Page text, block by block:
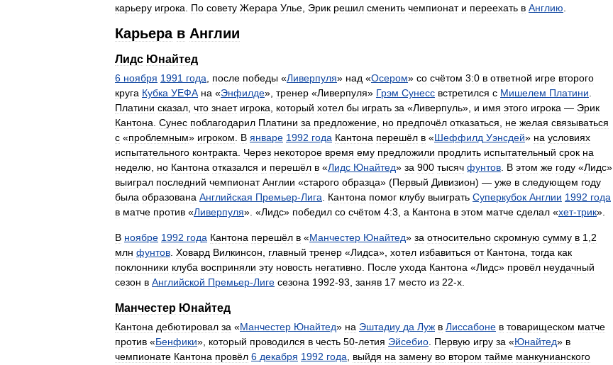
карьеру игрока. По совету Жерара Улье, Эрик решил сменить чемпионат и переехать в Англию.
Карьера в Англии
Лидс Юнайтед
6 ноября 1991 года, после победы «Ливерпуля» над «Осером» со счётом 3:0 в ответной игре второго
круга Кубка УЕФА на «Энфилде», тренер «Ливерпуля» Грэм Сунесс встретился с Мишелем Платини.
Платини сказал, что знает игрока, который хотел бы играть за «Ливерпуль», и имя этого игрока — Эрик
Кантона. Сунес поблагодарил Платини за предложение, но предпочёл отказаться, не желая связываться
с «проблемным» игроком. В январе 1992 года Кантона перешёл в «Шеффилд Уэнсдей» на условиях
испытательного контракта. Через некоторое время ему предложили продлить испытательный срок на
неделю, но Кантона отказался и перешёл в «Лидс Юнайтед» за 900 тысяч фунтов. В этом же году «Лидс»
выиграл последний чемпионат Англии «старого образца» (Первый Дивизион) — уже в следующем году
была образована Английская Премьер-Лига. Кантона помог клубу выиграть Суперкубок Англии 1992 года
в матче против «Ливерпуля». «Лидс» победил со счётом 4:3, а Кантона в этом матче сделал «хет-трик».
В ноябре 1992 года Кантона перешёл в «Манчестер Юнайтед» за относительно скромную сумму в 1,2
млн фунтов. Ховард Вилкинсон, главный тренер «Лидса», хотел избавиться от Кантона, тогда как
поклонники клуба восприняли эту новость негативно. После ухода Кантона «Лидс» провёл неудачный
сезон в Английской Премьер-Лиге сезона 1992-93, заняв 17 место из 22-х.
Манчестер Юнайтед
Кантона дебютировал за «Манчестер Юнайтед» на Эштадиу да Луж в Лиссабоне в товарищеском матче
против «Бенфики», который проводился в честь 50-летия Эйсебио. Первую игру за «Юнайтед» в
чемпионате Кантона провёл 6 декабря 1992 года, выйдя на замену во втором тайме манкунианского